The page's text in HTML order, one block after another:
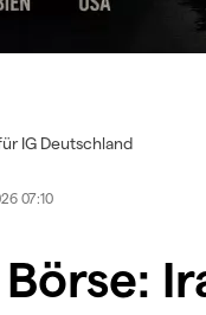
IG Deutschland
07:10